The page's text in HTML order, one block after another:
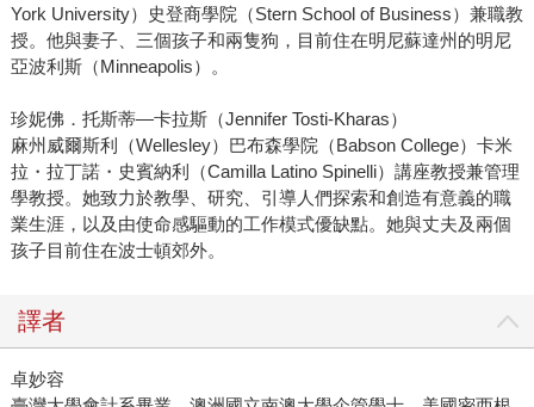
York University）史登商學院（Stern School of Business）兼職教
授。他與妻子、三個孩子和兩隻狗，目前住在明尼蘇達州的明尼
亞波利斯（Minneapolis）。
珍妮佛．托斯蒂—卡拉斯（Jennifer Tosti-Kharas）
麻州威爾斯利（Wellesley）巴布森學院（Babson College）卡米
拉・拉丁諾・史賓納利（Camilla Latino Spinelli）講座教授兼管理
學教授。她致力於教學、研究、引導人們探索和創造有意義的職
業生涯，以及由使命感驅動的工作模式優缺點。她與丈夫及兩個
孩子目前住在波士頓郊外。
譯者
卓妙容